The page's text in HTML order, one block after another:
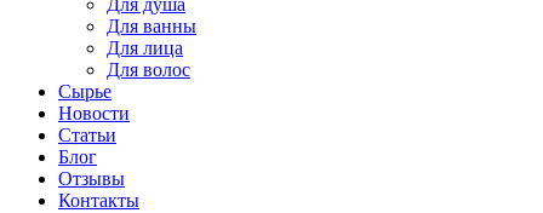
Для душа
Для ванны
Для лица
Для волос
Сырье
Новости
Статьи
Блог
Отзывы
Контакты